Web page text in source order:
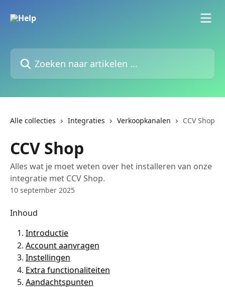
Zoeken naar artikelen ...
Alle collecties Integraties Verkoopkanalen CCV Shop
CCV Shop
Alles wat je moet weten over het installeren van onze
integratie met CCV Shop.
10 september 2025
Inhoud
Introductie
Account aanvragen
Instellingen
Extra functionaliteiten
Aandachtspunten